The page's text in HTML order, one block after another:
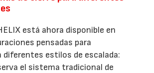
está ahora disponible en
pensadas para
diferentes estilos de escalada:
el sistema tradicional de